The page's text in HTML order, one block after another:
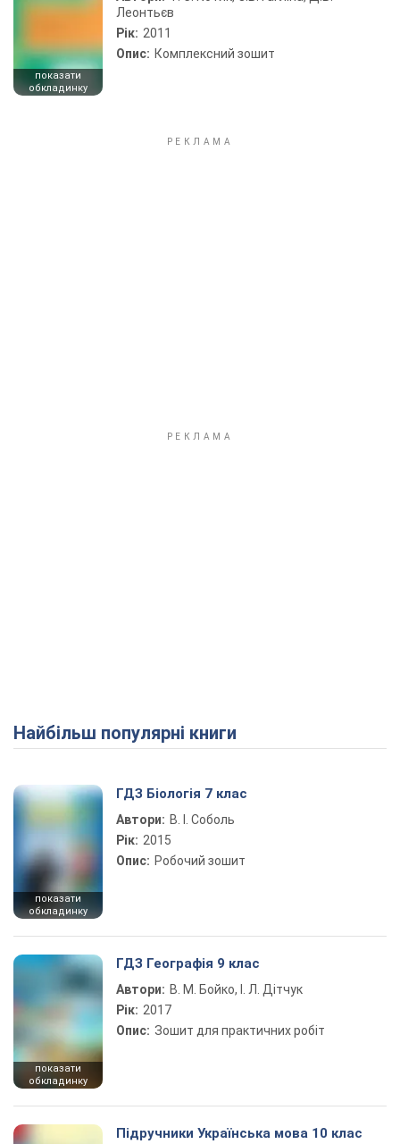
показати
обкладинку
Леонтьєв
Рік: 2011
Опис: Комплексний зошит
Найбільш популярні книги
показати
обкладинку
ГДЗ Біологія 7 клас
Автори: В. І. Соболь
Рік: 2015
Опис: Робочий зошит
показати
обкладинку
ГДЗ Географія 9 клас
Автори: В. М. Бойко, І. Л. Дітчук
Рік: 2017
Опис: Зошит для практичних робіт
Підручники Українська мова 10 клас